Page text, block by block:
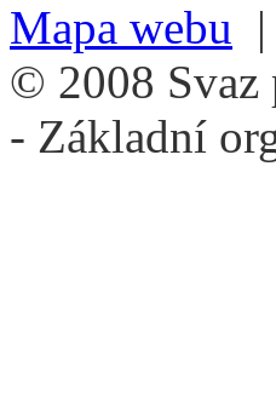
Mapa webu
© 2008 Svaz
- Základní